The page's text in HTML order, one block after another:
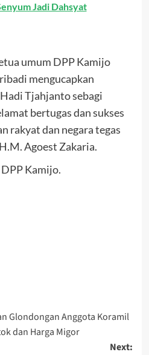
Jadi Dahsyat
umum DPP Kamijo
mengucapkan
Tjahjanto sebagi
bertugas dan sukses
rakyat dan negara tegas
Agoest Zakaria.
Kamijo.
Glondongan Anggota Koramil
dan Harga Migor
Next: